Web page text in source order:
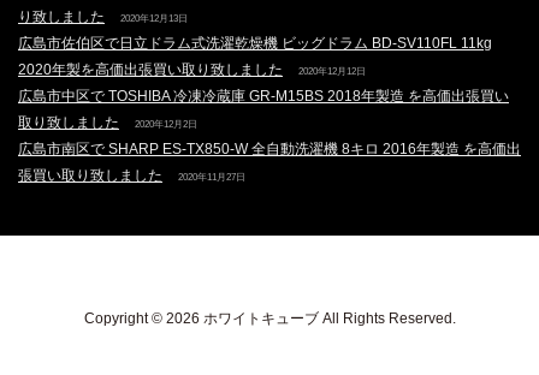
り致しました
2020年12月13日
広島市佐伯区で日立ドラム式洗濯乾燥機 ビッグドラム BD-SV110FL 11kg
2020年製を高価出張買い取り致しました
2020年12月12日
広島市中区で TOSHIBA 冷凍冷蔵庫 GR-M15BS 2018年製造 を高価出張買い
取り致しました
2020年12月2日
広島市南区で SHARP ES-TX850-W 全自動洗濯機 8キロ 2016年製造 を高価出
張買い取り致しました
2020年11月27日
Copyright © 2026 ホワイトキューブ All Rights Reserved.